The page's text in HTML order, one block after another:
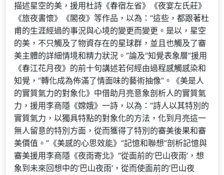
描述星空的美，援用杜詩《春宿左省》《夜宴左氏莊》
《旅夜書懷》《閣夜》等作品，以為：“這些，都跟著杜
甫的生涯經過的事況與心境的變更而變更。是以，星空
的美，不只觸及了物資存在的星球群，並且也觸及了審
美主體的詳細情境和精力狀況。”論及“知覺表象層”援用
《春江花月夜》的前十句講述若何經由過程感觸感染和
知覺，“轉化成為佈滿了情面味的藝術抽像”。《美是人
的實質氣力的對象化》中借助月亮意象剖析人的實質氣
力，援用李商隱《嫦娥》一詩，以為：“詩人以其特別的
實質氣力，以獨具特點的對象化的方法，化到月亮這一
無人留意的特別方面，從而獲得了特別的審美後果和審
美價值。”《美感的心思效能》“記憶和聯想”剖析記憶與
審美援用李商隱《夜雨寄北》“從面前的‘巴山夜雨’，想
象到未來回想中的‘巴山夜雨’，從而使面前的‘巴山夜